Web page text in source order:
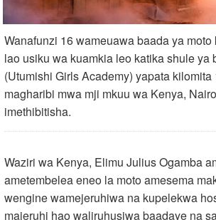
Wanafunzi 16 wameuawa baada ya
lao usiku wa kuamkia leo katika shule ya
(Utumishi Girls Academy) yapata kilomita
magharibi mwa mji mkuu wa Kenya,
imethibitisha.
Waziri wa Kenya, Elimu Julius Ogamba
ametembelea eneo la moto amesema
wengine wamejeruhiwa na kupelekwa
majeruhi hao waliruhusiwa baadaye na